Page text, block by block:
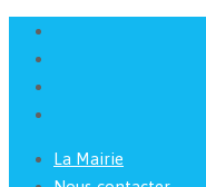
La Mairie